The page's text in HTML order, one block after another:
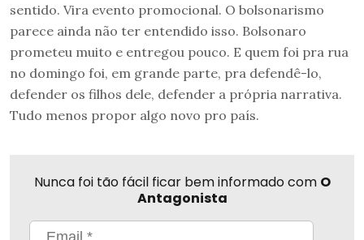
sentido. Vira evento promocional. O bolsonarismo
parece ainda não ter entendido isso. Bolsonaro
prometeu muito e entregou pouco. E quem foi pra rua
no domingo foi, em grande parte, pra defendê-lo,
defender os filhos dele, defender a própria narrativa.
Tudo menos propor algo novo pro país.
Nunca foi tão fácil ficar bem informado com O
Antagonista